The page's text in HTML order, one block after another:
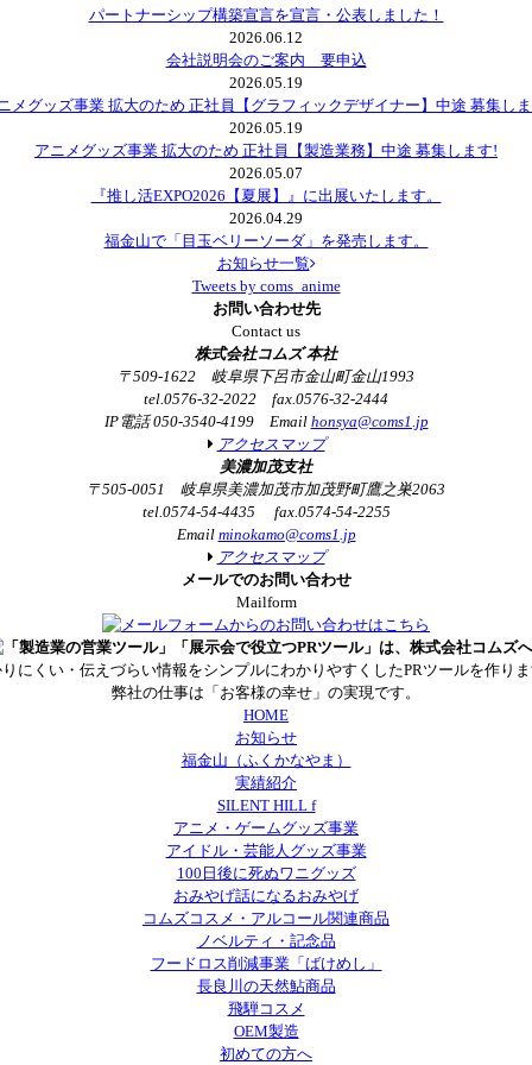
パートナーシップ構築宣言を宣言・公表しました！
2026.06.12
会社説明会のご案内 要申込
2026.05.19
メグッズ事業 拡大のため 正社員【グラフィックデザイナー】中途 募集し
2026.05.19
アニメグッズ事業 拡大のため 正社員【製造業務】中途 募集します!
2026.05.07
『推し活EXPO2026【夏展】』に出展いたします。
2026.04.29
福金山で「目玉ベリーソーダ」を発売します。
お知らせ一覧
Tweets by coms_anime
お問い合わせ先
Contact us
株式会社コムズ 本社
〒509-1622 岐阜県下呂市金山町金山1993
tel.0576-32-2022 fax.0576-32-2444
IP電話 050-3540-4199 Email honsya@coms1.jp
アクセスマップ
美濃加茂支社
〒505-0051 岐阜県美濃加茂市加茂野町鷹之巣2063
tel.0574-54-4435 fax.0574-54-2255
Email minokamo@coms1.jp
アクセスマップ
メールでのお問い合わせ
Mailform
にくい・伝えづらい情報をシンプルにわかりやすくしたPRツールを作り
弊社の仕事は「お客様の幸せ」の実現です。
HOME
お知らせ
福金山（ふくかなやま）
実績紹介
SILENT HILL f
アニメ・ゲームグッズ事業
アイドル・芸能人グッズ事業
100日後に死ぬワニグッズ
おみやげ話になるおみやげ
コムズコスメ・アルコール関連商品
ノベルティ・記念品
フードロス削減事業「ばけめし」
長良川の天然鮎商品
飛騨コスメ
OEM製造
初めての方へ